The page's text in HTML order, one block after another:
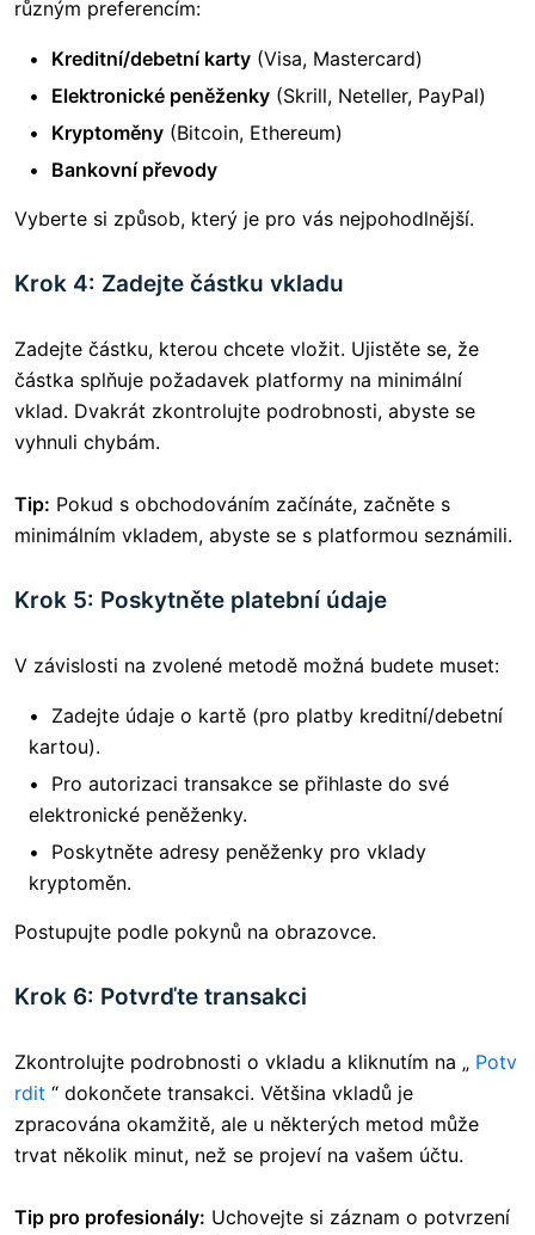
různým preferencím:
Kreditní/debetní karty (Visa, Mastercard)
Elektronické peněženky (Skrill, Neteller, PayPal)
Kryptoměny (Bitcoin, Ethereum)
Bankovní převody
Vyberte si způsob, který je pro vás nejpohodlnější.
Krok 4: Zadejte částku vkladu
Zadejte částku, kterou chcete vložit. Ujistěte se, že
částka splňuje požadavek platformy na minimální
vklad. Dvakrát zkontrolujte podrobnosti, abyste se
vyhnuli chybám.
Tip: Pokud s obchodováním začínáte, začněte s
minimálním vkladem, abyste se s platformou seznámili.
Krok 5: Poskytněte platební údaje
V závislosti na zvolené metodě možná budete muset:
Zadejte údaje o kartě (pro platby kreditní/debetní
kartou).
Pro autorizaci transakce se přihlaste do své
elektronické peněženky.
Poskytněte adresy peněženky pro vklady
kryptoměn.
Postupujte podle pokynů na obrazovce.
Krok 6: Potvrďte transakci
Zkontrolujte podrobnosti o vkladu a kliknutím na „ Potv
rdit “ dokončete transakci. Většina vkladů je
zpracována okamžitě, ale u některých metod může
trvat několik minut, než se projeví na vašem účtu.
Tip pro profesionály: Uchovejte si záznam o potvrzení